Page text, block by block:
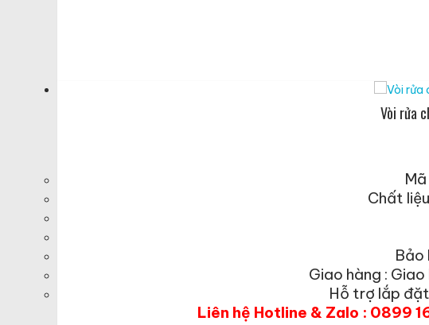
Vòi rửa
Chất
Bảo
Giao hàng :
Hỗ trợ lắp
Liên hệ Hotline & Zalo : 0899